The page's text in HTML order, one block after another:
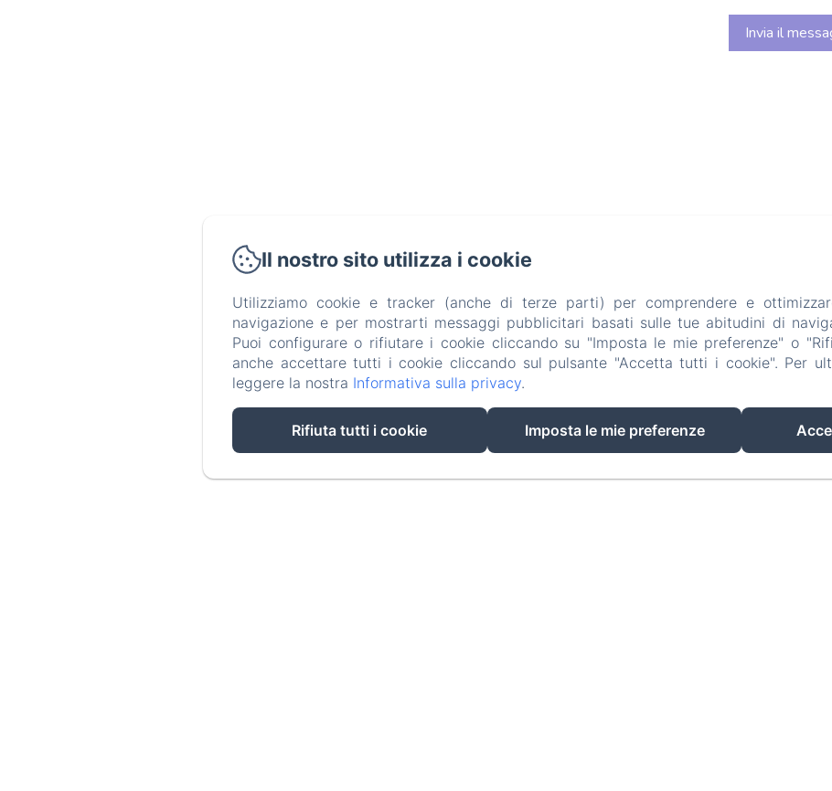
Il nostro sito utilizza i cookie
Utilizziamo cookie e tracker (anche di terze parti) per comprendere e
navigazione e per mostrarti messaggi pubblicitari basati sulle tue abitudini di
Puoi configurare o rifiutare i cookie cliccando su "Imposta le mie preferenze" o
anche accettare tutti i cookie cliccando sul pulsante "Accetta tutti i cookie". Per
leggere la nostra Informativa sulla privacy.
Rifiuta tutti i cookie Imposta le mie preferenze